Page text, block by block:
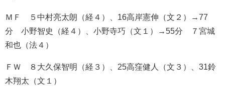
ＭＦ ５中村亮太朗（経４）、16高岸憲伸（文２）→77
分 小野智史（経４）、小野寺巧（文１）→55分 ７宮城
和也（法４）
ＦＷ ８大久保智明（経３）、25高窪健人（文３）、31鈴
木翔太（文１）